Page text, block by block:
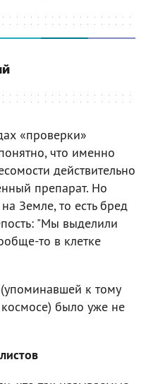
«проверки»
что именно
действительно
препарат. Но
Земле, то есть бред
"Мы выделили
то в клетке
к тому
было уже не